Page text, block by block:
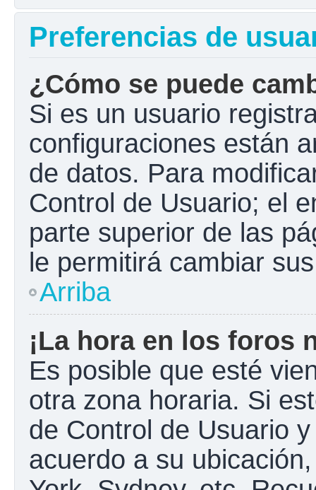
Preferencias de
¿Cómo se puede
Si es un usuario
configuraciones están
de datos. Para
Control de Usuario; el
parte superior de las
le permitirá cambiar
Arriba
¡La hora en los foros
Es posible que esté
otra zona horaria. Si
de Control de Usuario
acuerdo a su